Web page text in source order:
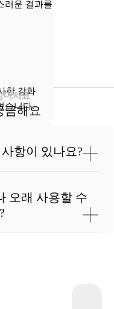
러운 결과를
한 강화
습니다.
미치료
금해요
항이 있나요?
오래 사용할 수